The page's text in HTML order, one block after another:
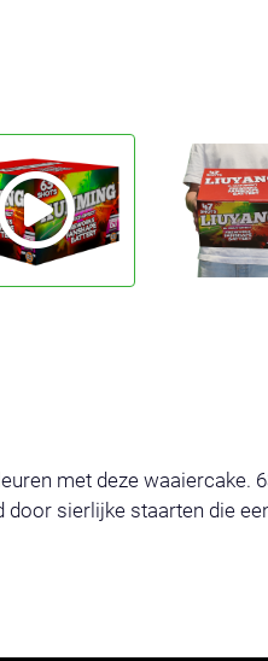
met deze waaiercake.
sierlijke staarten die